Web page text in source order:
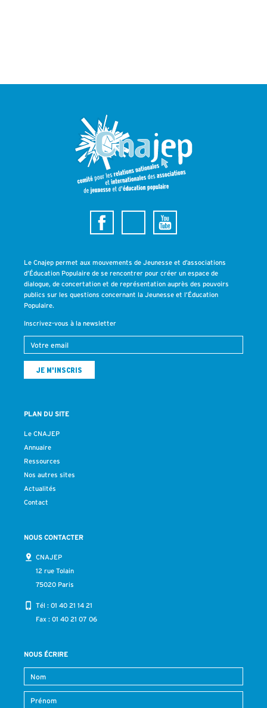
Le Cnajep permet aux mouvements de Jeunesse et d’associations
d’Éducation Populaire de se rencontrer pour créer un espace de
dialogue, de concertation et de représentation auprès des pouvoirs
publics sur les questions concernant la Jeunesse et l’Éducation
Populaire.
Inscrivez-vous à la newsletter
PLAN DU SITE
Le CNAJEP
Annuaire
Ressources
Nos autres sites
Actualités
Contact
NOUS CONTACTER
CNAJEP
12 rue Tolain
75020 Paris
Tél : 01 40 21 14 21
Fax : 01 40 21 07 06
NOUS ÉCRIRE